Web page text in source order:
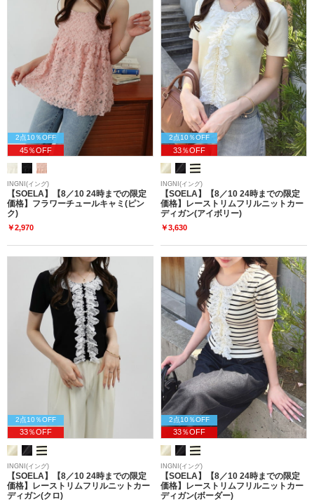
2点10％OFF
45％OFF
INGNI(イング)
【SOELA】【8／10 24時までの限定
価格】フラワーチュールキャミ(ピン
ク)
￥2,970
2点10％OFF
33％OFF
INGNI(イング)
【SOELA】【8／10 24時までの限定
価格】レーストリムフリルニットカー
ディガン(アイボリー)
￥3,630
2点10％OFF
33％OFF
INGNI(イング)
【SOELA】【8／10 24時までの限定
価格】レーストリムフリルニットカー
ディガン(クロ)
2点10％OFF
33％OFF
INGNI(イング)
【SOELA】【8／10 24時までの限定
価格】レーストリムフリルニットカー
ディガン(ボーダー)